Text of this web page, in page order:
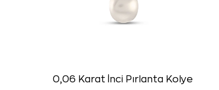
0,06 Karat İnci Pırlanta Kolye